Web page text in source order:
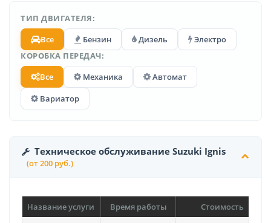
ТИП ДВИГАТЕЛЯ:
Все
Бензин Дизель
Электро
КОРОБКА ПЕРЕДАЧ:
Все
Механика
Автомат
Вариатор
Техническое обслуживание Suzuki Ignis
(от 200 руб.)
Название услуги Время работы Стоимость